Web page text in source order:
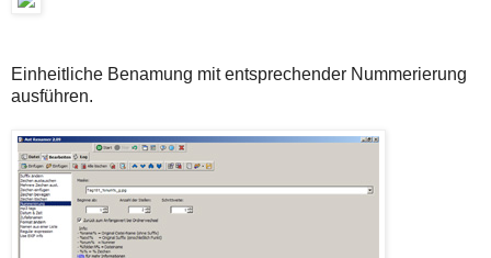
Einheitliche Benamung mit entsprechender Nummerierung
ausführen.